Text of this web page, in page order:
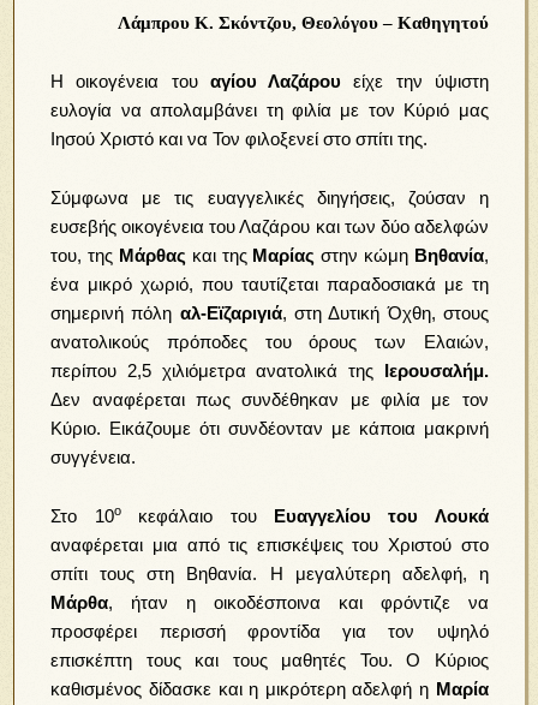
Λάμπρου Κ. Σκόντζου, Θεολόγου – Καθηγητού
Η οικογένεια του αγίου Λαζάρου είχε την ύψιστη
ευλογία να απολαμβάνει τη φιλία με τον Κύριό μας
Ιησού Χριστό και να Τον φιλοξενεί στο σπίτι της.
Σύμφωνα με τις ευαγγελικές διηγήσεις, ζούσαν η
ευσεβής οικογένεια του Λαζάρου και των δύο αδελφών
του, της Μάρθας και της Μαρίας στην κώμη Βηθανία,
ένα μικρό χωριό, που ταυτίζεται παραδοσιακά με τη
σημερινή πόλη αλ-Εϊζαριγιά, στη Δυτική Όχθη, στους
ανατολικούς πρόποδες του όρους των Ελαιών,
περίπου 2,5 χιλιόμετρα ανατολικά της Ιερουσαλήμ.
Δεν αναφέρεται πως συνδέθηκαν με φιλία με τον
Κύριο. Εικάζουμε ότι συνδέονταν με κάποια μακρινή
συγγένεια.
Στο 10οκεφάλαιο του Ευαγγελίου του Λουκά
αναφέρεται μια από τις επισκέψεις του Χριστού στο
σπίτι τους στη Βηθανία. Η μεγαλύτερη αδελφή, η
Μάρθα, ήταν η οικοδέσποινα και φρόντιζε να
προσφέρει περισσή φροντίδα για τον υψηλό
επισκέπτη τους και τους μαθητές Του. Ο Κύριος
καθισμένος δίδασκε και η μικρότερη αδελφή η Μαρία